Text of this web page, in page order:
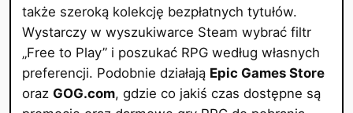
także szeroką kolekcję bezpłatnych tytułów.
Wystarczy w wyszukiwarce Steam wybrać filtr
„Free to Play” i poszukać RPG według własnych
preferencji. Podobnie działają Epic Games Store
oraz GOG.com, gdzie co jakiś czas dostępne są